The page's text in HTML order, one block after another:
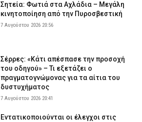
Σητεία: Φωτιά στα Αχλάδια – Μεγάλη
κινητοποίηση από την Πυροσβεστική
7 Αυγούστου 2026 20:56
Σέρρες: «Κάτι απέσπασε την προσοχή
του οδηγού» – Τι εξετάζει ο
πραγματογνώμονας για τα αίτια του
δυστυχήματος
7 Αυγούστου 2026 20:41
Εντατικοποιούνται οι έλεγχοι στις